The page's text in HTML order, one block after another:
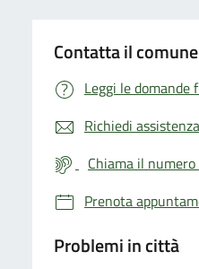
Contatta il comune
Leggi le domande
Richiedi assistenza
Chiama il
Prenota
Problemi in città